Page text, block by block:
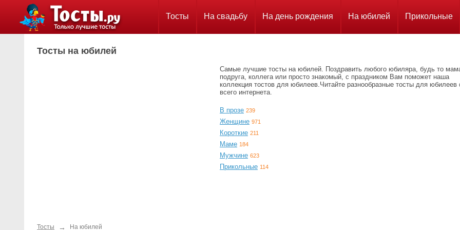
Тосты На свадьбу На день рождения На юбилей Прикольные
Тосты на юбилей
Самые лучшие тосты на юбилей. Поздравить любого юбиляра, будь то
подруга, коллега или просто знакомый, с праздником Вам поможет наша
коллекция тостов для юбилеев.Читайте разнообразные тосты для юбилеев
всего интернета.
В прозе 239
Женщине 971
Короткие 211
Маме 184
Мужчине 623
Прикольные 114
Тосты → На юбилей